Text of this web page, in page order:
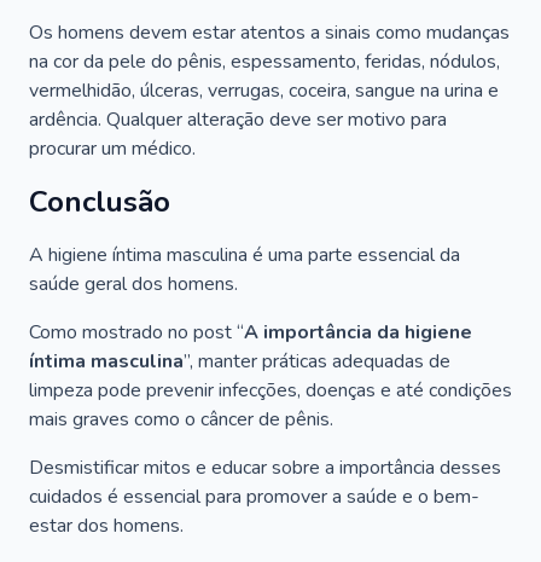
Os homens devem estar atentos a sinais como mudanças
na cor da pele do pênis, espessamento, feridas, nódulos,
vermelhidão, úlceras, verrugas, coceira, sangue na urina e
ardência. Qualquer alteração deve ser motivo para
procurar um médico.
Conclusão
A higiene íntima masculina é uma parte essencial da
saúde geral dos homens.
Como mostrado no post “A importância da higiene
íntima masculina”, manter práticas adequadas de
limpeza pode prevenir infecções, doenças e até condições
mais graves como o câncer de pênis.
Desmistificar mitos e educar sobre a importância desses
cuidados é essencial para promover a saúde e o bem-
estar dos homens.